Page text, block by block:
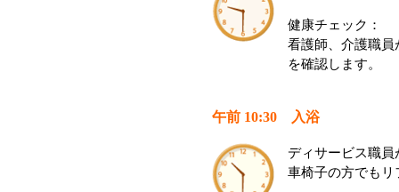
健康チェック：
看護師、介護職
を確認します。
午前 10:30 入浴
ディサービス職
車椅子の方でも